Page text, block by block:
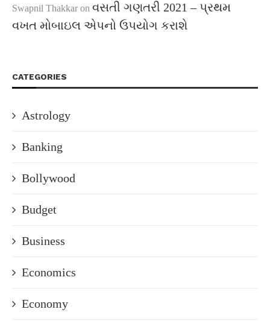
Swapnil Thakkar on વસતી ગણતરી 2021 – પ્રથમ
વખત મોબાઇલ એપનો ઉપયોગ કરાશે
CATEGORIES
Astrology
Banking
Bollywood
Budget
Business
Economics
Economy